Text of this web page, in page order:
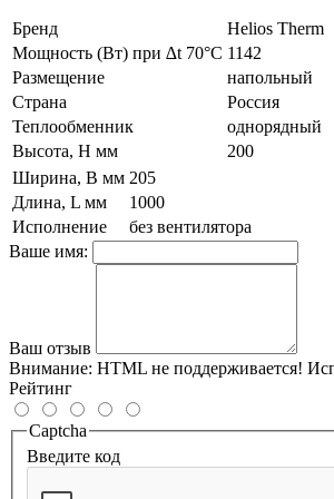
Бренд
Helios Therm
Мощность (Вт) при ∆t 70°C 1142
Размещение
напольный
Страна
Россия
Теплообменник
однорядный
Высота, H мм
200
Ширина, B мм 205
Длина, L мм
1000
Исполнение
без вентилятора
Ваше имя:
Ваш отзыв
Внимание: HTML не поддерживается!
Рейтинг
Captcha
Введите код